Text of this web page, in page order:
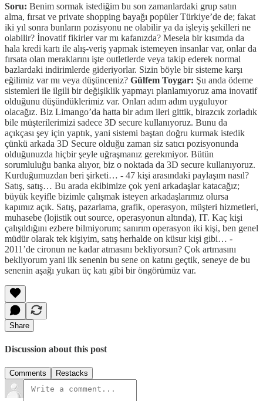
Soru: Benim sormak istediğim bu son zamanlardaki grup satın
alma, fırsat ve private shopping bayağı popüler Türkiye’de de; fakat
iki yıl sonra bunların pozisyonu ne olabilir ya da işleyiş şekilleri ne
olabilir? İnovatif fikirler var mı kafanızda? Mesela bir kısımda da
hala kredi kartı ile alış-veriş yapmak istemeyen insanlar var, onlar da
fırsata olan meraklarını işte outletlerde veya takip ederek normal
bazlardaki indirimlerde gideriyorlar. Sizin böyle bir sisteme karşı
eğilimiz var mı veya düşünceniz? Gülfem Toygar: Şu anda ödeme
sistemleri ile ilgili bir değişiklik yapmayı planlamıyoruz ama inovatif
olduğunu düşündüklerimiz var. Onları adım adım uyguluyor
olacağız. Biz Limango’da hatta bir adım ileri gittik, birazcık zorladık
bile müşterilerimizi sadece 3D secure kullanıyoruz. Bunu da
açıkçası şey için yaptık, yani sistemi baştan doğru kurmak istedik
çünkü arkada 3D Secure olduğu zaman siz satıcı pozisyonunda
olduğunuzda hiçbir şeyle uğraşmanız gerekmiyor. Bütün
sorumluluğu banka alıyor, biz o noktada da 3D secure kullanıyoruz.
Kurduğumuzdan beri şirketi… - 47 kişi arasındaki paylaşım nasıl?
Satış, satış… Bu arada ekibimize çok yeni arkadaşlar katacağız;
büyük keyifle bizimle çalışmak isteyen arkadaşlarımız olursa
kapımız açık. Satış, pazarlama, grafik, operasyon, müşteri hizmetleri,
muhasebe (lojistik out source, operasyonun altında), IT. Kaç kişi
çalışıldığını ezbere bilmiyorum; sanırım operasyon iki kişi, ben genel
müdür olarak tek kişiyim, satış herhalde on küsur kişi gibi… -
2011’de cironun ne kadar atmasını bekliyorsun? Çok artmasını
bekliyorum yani ilk senenin bu sene on katını geçtik, seneye de bu
senenin aşağı yukarı üç katı gibi bir öngörümüz var.
Share
Discussion about this post
Comments Restacks